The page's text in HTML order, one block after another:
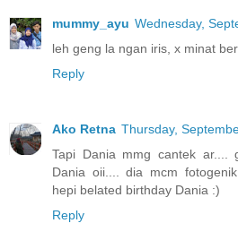
mummy_ayu Wednesday,
leh geng la ngan iris, x minat
Reply
Ako Retna Thursday,
Tapi Dania mmg cantek
Dania oii.... dia mcm
hepi belated birthday Dania :)
Reply